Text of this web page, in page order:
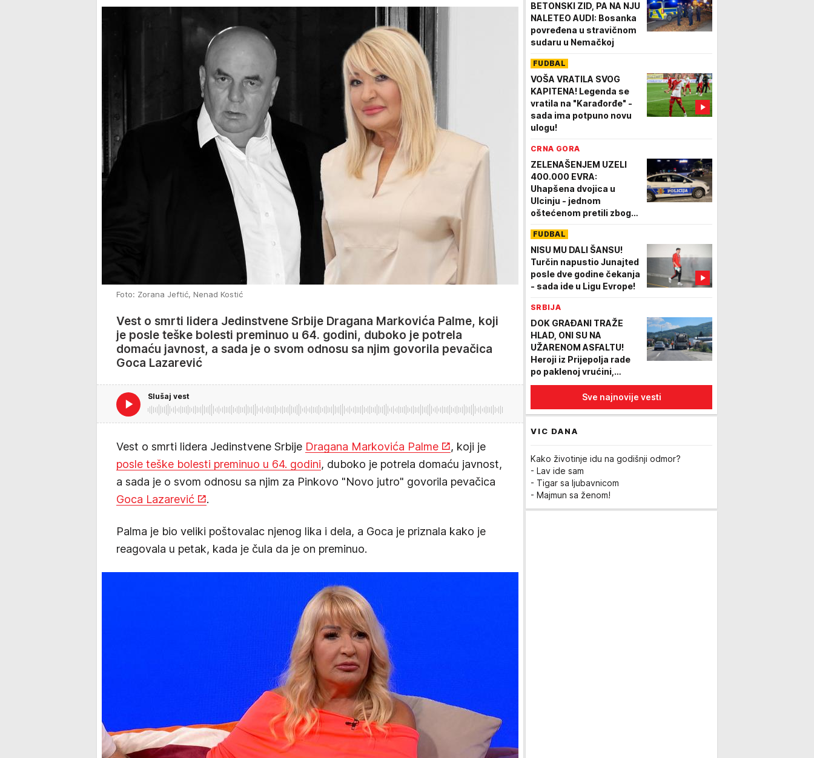
Foto: Zorana Jeftić, Nenad Kostić
Vest o smrti lidera Jedinstvene Srbije Dragana Markovića Palme, koji
je posle teške bolesti preminuo u 64. godini, duboko je potrela
domaću javnost, a sada je o svom odnosu sa njim govorila pevačica
Goca Lazarević
Slušaj vest
Vest o smrti lidera Jedinstvene Srbije Dragana Markovića Palme
, koji je
posle teške bolesti preminuo u 64. godini, duboko je potrela domaću javnost,
a sada je o svom odnosu sa njim za Pinkovo "Novo jutro" govorila pevačica
Goca Lazarević
.
Palma je bio veliki poštovalac njenog lika i dela, a Goca je priznala kako je
reagovala u petak, kada je čula da je on preminuo.
BETONSKI ZID, PA NA NJU
NALETEO AUDI: Bosanka
povređena u stravičnom
sudaru u Nemačkoj
FUDBAL
VOŠA VRATILA SVOG
KAPITENA! Legenda se
vratila na "Karađorđe" -
sada ima potpuno novu
ulogu!
CRNA GORA
ZELENAŠENJEM UZELI
400.000 EVRA:
Uhapšena dvojica u
Ulcinju - jednom
oštećenom pretili zbog
vozila i oružje
FUDBAL
NISU MU DALI ŠANSU!
Turčin napustio Junajted
posle dve godine čekanja
- sada ide u Ligu Evrope!
SRBIJA
DOK GRAĐANI TRAŽE
HLAD, ONI SU NA
UŽARENOM ASFALTU!
Heroji iz Prijepolja rade
po paklenoj vrućini,
građani zahvalni: "Znam
da je to njihov posao, ali
hvala im"
Sve najnovije vesti
VIC DANA
Kako životinje idu na godišnji odmor?
- Lav ide sam
- Tigar sa ljubavnicom
- Majmun sa ženom!